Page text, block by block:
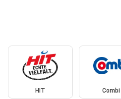
HIT Combi